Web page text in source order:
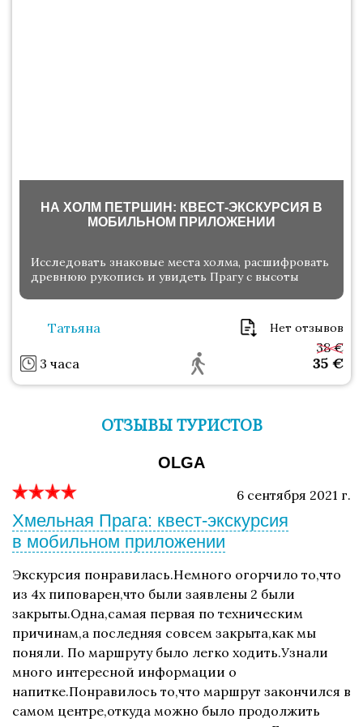
НА ХОЛМ ПЕТРШИН: КВЕСТ-ЭКСКУРСИЯ В
МОБИЛЬНОМ ПРИЛОЖЕНИИ
Исследовать знаковые места холма, расшифровать
древнюю рукопись и увидеть Прагу с высоты
Татьяна Нет отзывов
3 часа 35 €
38 €
ОТЗЫВЫ ТУРИСТОВ
OLGA
6 сентября 2021 г.
Хмельная Прага: квест-экскурсия
в мобильном приложении
Экскурсия понравилась.Немного огорчило то,что
из 4х пиповарен,что были заявлены 2 были
закрыты.Одна,самая первая по техническим
причинам,а последняя совсем закрыта,как мы
поняли. По маршруту было легко ходить.Узнали
много интересной информации о
напитке.Понравилось то,что маршрут закончился в
самом центре,откуда можно было продолжить